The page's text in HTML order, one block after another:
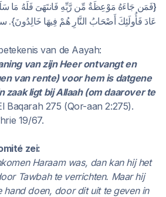
{فَمَن جَاءَهُ مَوْعِظَةٌ مِّن رَّبِّهِ فَانتَهَىَ فَلَهُ مَا
عَادَ فَأُولَئِكَ أَصْحَابُ النَّارِ هُمْ فِيهَا خَالِدُونَ}. سورة
van de Aayah:
van zijn Heer ontvangt en
van rente) voor hem is datgene
zaak ligt bij Allaah (om daarover te
Baqarah 275 (Qor-aan 2:275).
19/67.
zei:
Haraam was, dan kan hij het
Tawbah te verrichten. Maar hij
hand doen, door dit uit te geven in